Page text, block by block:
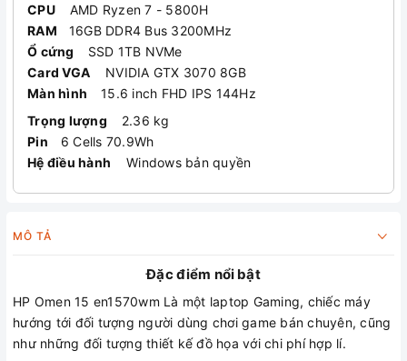
CPU
AMD Ryzen 7 - 5800H
RAM 16GB DDR4 Bus 3200MHz
Ổ cứng
SSD 1TB NVMe
Card VGA NVIDIA GTX 3070 8GB
Màn hình
15.6 inch FHD IPS 144Hz
Trọng lượng
2.36 kg
Pin
6 Cells 70.9Wh
Hệ điều hành Windows bản quyền
MÔ TẢ
Đặc điểm nổi bật
HP Omen 15 en1570wm Là một laptop Gaming,‌ ‌chiếc‌ ‌máy‌
‌hướng‌ ‌tới‌ ‌đối‌ ‌tượng‌ ‌người‌ ‌dùng‌ ‌chơi‌ ‌game‌ ‌bán‌ ‌chuyên,‌ ‌cũng‌
‌như‌ ‌những‌ ‌đối‌ ‌tượng‌ ‌thiết‌ ‌kế‌ ‌đồ‌ ‌họa‌ ‌với‌ ‌chi‌ ‌phí‌ ‌hợp lí.‌ ‌